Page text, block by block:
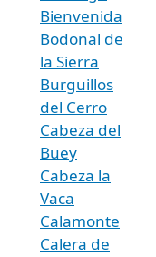
Bienvenida
Bodonal de
la Sierra
Burguillos
del Cerro
Cabeza del
Buey
Cabeza la
Vaca
Calamonte
Calera de